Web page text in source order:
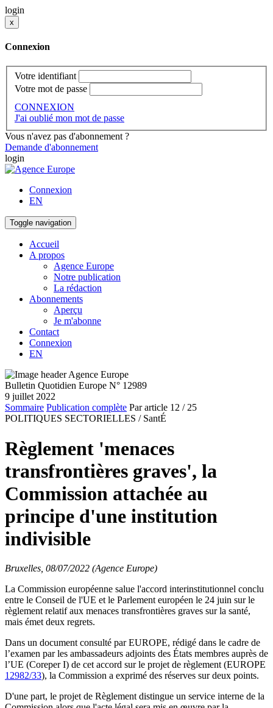
login
x
Connexion
Votre identifiant
Votre mot de passe
CONNEXION
J'ai oublié mon mot de passe
Vous n'avez pas d'abonnement ?
Demande d'abonnement
login
Connexion
EN
Toggle navigation
Accueil
A propos
Agence Europe
Notre publication
La rédaction
Abonnements
Aperçu
Je m'abonne
Contact
Connexion
EN
Bulletin Quotidien Europe N° 12989
9 juillet 2022
Sommaire Publication complète Par article 12 / 25
POLITIQUES SECTORIELLES / SantÉ
Règlement 'menaces
transfrontières graves', la
Commission attachée au
principe d'une institution
indivisible
Bruxelles, 08/07/2022 (Agence Europe)
La Commission européenne salue l'accord interinstitutionnel conclu
entre le Conseil de l'UE et le Parlement européen le 24 juin sur le
règlement relatif aux menaces transfrontières graves sur la santé,
mais émet deux regrets.
Dans un document consulté par EUROPE, rédigé dans le cadre de
l’examen par les ambassadeurs adjoints des États membres auprès de
l’UE (Coreper I) de cet accord sur le projet de règlement (EUROPE
12982/33), la Commission a exprimé des réserves sur deux points.
D'une part, le projet de Règlement distingue un service interne de la